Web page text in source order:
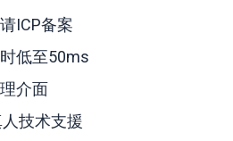
ICP备案
低至50ms
介面
技术支援